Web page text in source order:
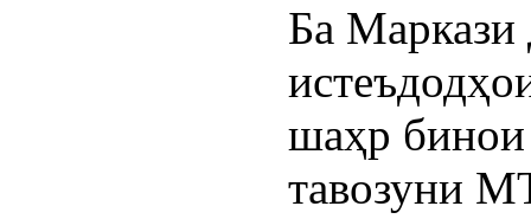
Ба Маркази
шаҳр бинои
тавозуни